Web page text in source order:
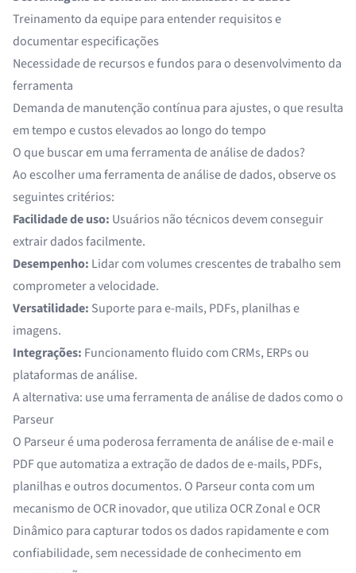
Treinamento da equipe para entender requisitos e
documentar especificações
Necessidade de recursos e fundos para o desenvolvimento da
ferramenta
Demanda de manutenção contínua para ajustes, o que resulta
em tempo e custos elevados ao longo do tempo
O que buscar em uma ferramenta de análise de dados?
Ao escolher uma ferramenta de análise de dados, observe os
seguintes critérios:
Facilidade de uso: Usuários não técnicos devem conseguir
extrair dados facilmente.
Desempenho: Lidar com volumes crescentes de trabalho sem
comprometer a velocidade.
Versatilidade: Suporte para e-mails, PDFs, planilhas e
imagens.
Integrações: Funcionamento fluido com CRMs, ERPs ou
plataformas de análise.
A alternativa: use uma ferramenta de análise de dados como o
Parseur
O Parseur é uma poderosaferramenta de análise de e-mail e
PDFque automatiza a extração de dados de e-mails, PDFs,
planilhas e outros documentos. O Parseur conta com um
mecanismo de OCRinovador, que utiliza OCR ZonaleOCR
Dinâmico para capturar todos os dados rapidamente e com
confiabilidade, sem necessidade de conhecimento em